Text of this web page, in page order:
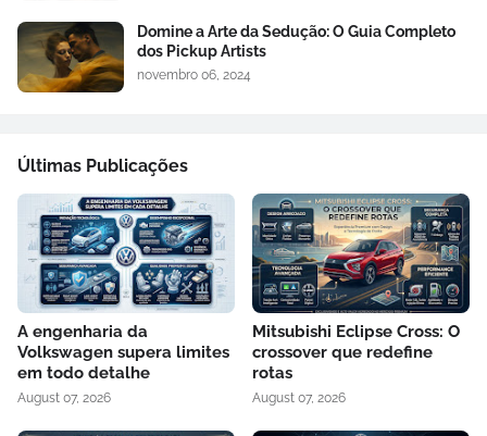
Domine a Arte da Sedução: O Guia Completo
dos Pickup Artists
novembro 06, 2024
Últimas Publicações
A engenharia da
Volkswagen supera limites
em todo detalhe
August 07, 2026
Mitsubishi Eclipse Cross: O
crossover que redefine
rotas
August 07, 2026